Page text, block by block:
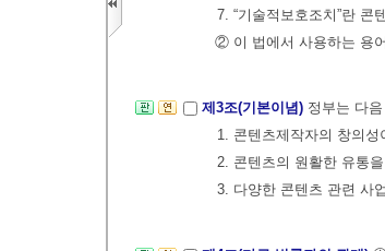
7. “기술적보호조치”란
② 이 법에서 사용하는 용
제3조(기본이념) 정부는 다
1. 콘텐츠제작자의 창의
2. 콘텐츠의 원활한 유통
3. 다양한 콘텐츠 관련 사